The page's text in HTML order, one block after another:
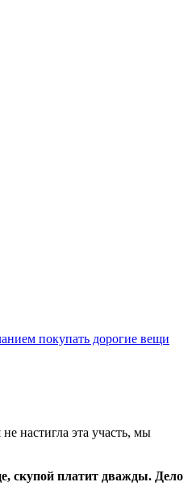
покупать дорогие вещи
настигла эта участь, мы
скупой платит дважды. Дело